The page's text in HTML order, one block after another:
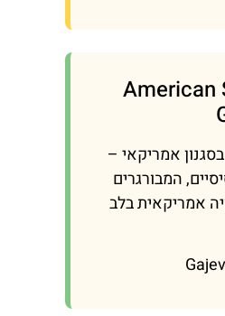
🥩
אמריקאי –
המבורגרים
אמריקאית בלב